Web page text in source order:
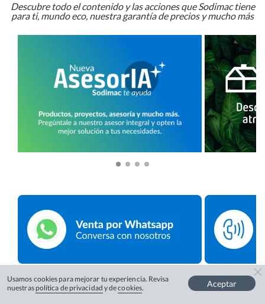
Descubre todo el contenido y las acciones que Sodimac tiene
para ti, mundo eco, nuestra garantía de precios y mucho más
Usamos cookies para mejorar tu experiencia. Revisa
nuestras política de privacidad y decookies. Aceptar